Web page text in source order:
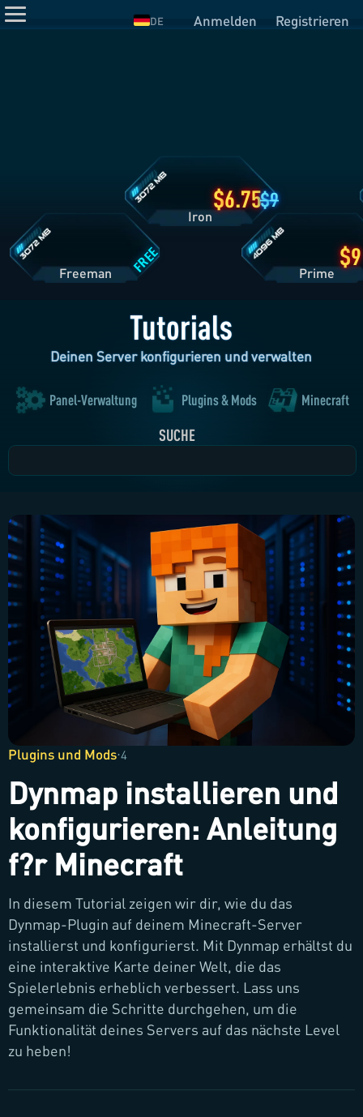
DE Anmelden Registrieren
6.75
Tutorials
Deinen Server konfigurieren und verwalten
Panel-Verwaltung Plugins & Mods Minecraft
SUCHE
Plugins und Mods·4
Dynmap installieren und
konfigurieren: Anleitung
f?r Minecraft
In diesem Tutorial zeigen wir dir, wie du das
Dynmap-Plugin auf deinem Minecraft-Server
installierst und konfigurierst. Mit Dynmap erhältst du
eine interaktive Karte deiner Welt, die das
Spielerlebnis erheblich verbessert. Lass uns
gemeinsam die Schritte durchgehen, um die
Funktionalität deines Servers auf das nächste Level
zu heben!